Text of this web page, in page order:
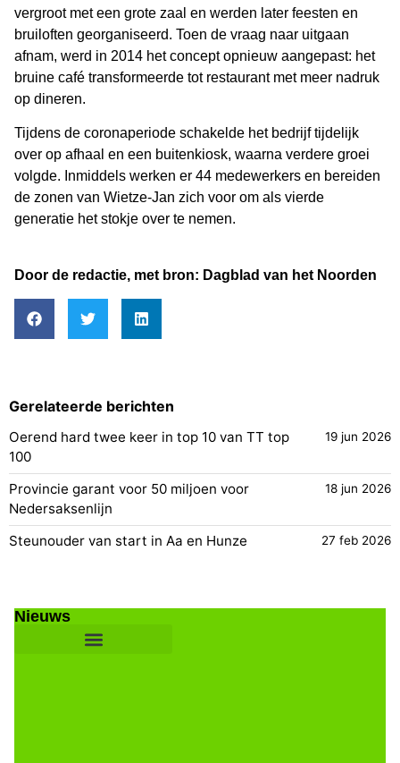
vergroot met een grote zaal en werden later feesten en
bruiloften georganiseerd. Toen de vraag naar uitgaan
afnam, werd in 2014 het concept opnieuw aangepast: het
bruine café transformeerde tot restaurant met meer nadruk
op dineren.
Tijdens de coronaperiode schakelde het bedrijf tijdelijk
over op afhaal en een buitenkiosk, waarna verdere groei
volgde. Inmiddels werken er 44 medewerkers en bereiden
de zonen van Wietze-Jan zich voor om als vierde
generatie het stokje over te nemen.
Door de redactie, met bron: Dagblad van het Noorden
Gerelateerde berichten
Oerend hard twee keer in top 10 van TT top
100
19 jun 2026
Provincie garant voor 50 miljoen voor
Nedersaksenlijn
18 jun 2026
Steunouder van start in Aa en Hunze 27 feb 2026
Nieuws